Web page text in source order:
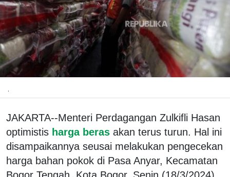
.
JAKARTA--Menteri Perdagangan Zulkifli Hasan
optimistis harga beras akan terus turun. Hal ini
disampaikannya seusai melakukan pengecekan
harga bahan pokok di Pasa Anyar, Kecamatan